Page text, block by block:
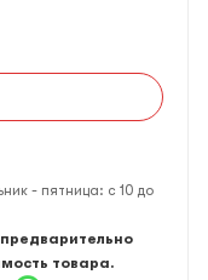
- пятница: с 10 до
товара.